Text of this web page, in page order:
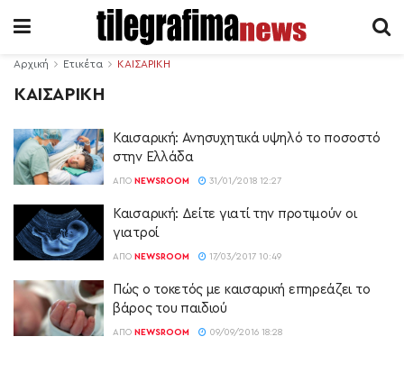
Αρχική Ετικέτα ΚΑΙΣΑΡΙΚΗ
ΚΑΙΣΑΡΙΚΗ
Καισαρική: Ανησυχητικά υψηλό το ποσοστό
στην Ελλάδα
ΑΠΌ NEWSROOM 31/01/2018 12:27
Καισαρική: Δείτε γιατί την προτιμούν οι
γιατροί
ΑΠΌ NEWSROOM 17/03/2017 10:49
Πώς ο τοκετός με καισαρική επηρεάζει το
βάρος του παιδιού
ΑΠΌ NEWSROOM 09/09/2016 18:28